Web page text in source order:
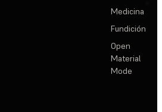
Medicina
Fundición
Open
Material
Mode